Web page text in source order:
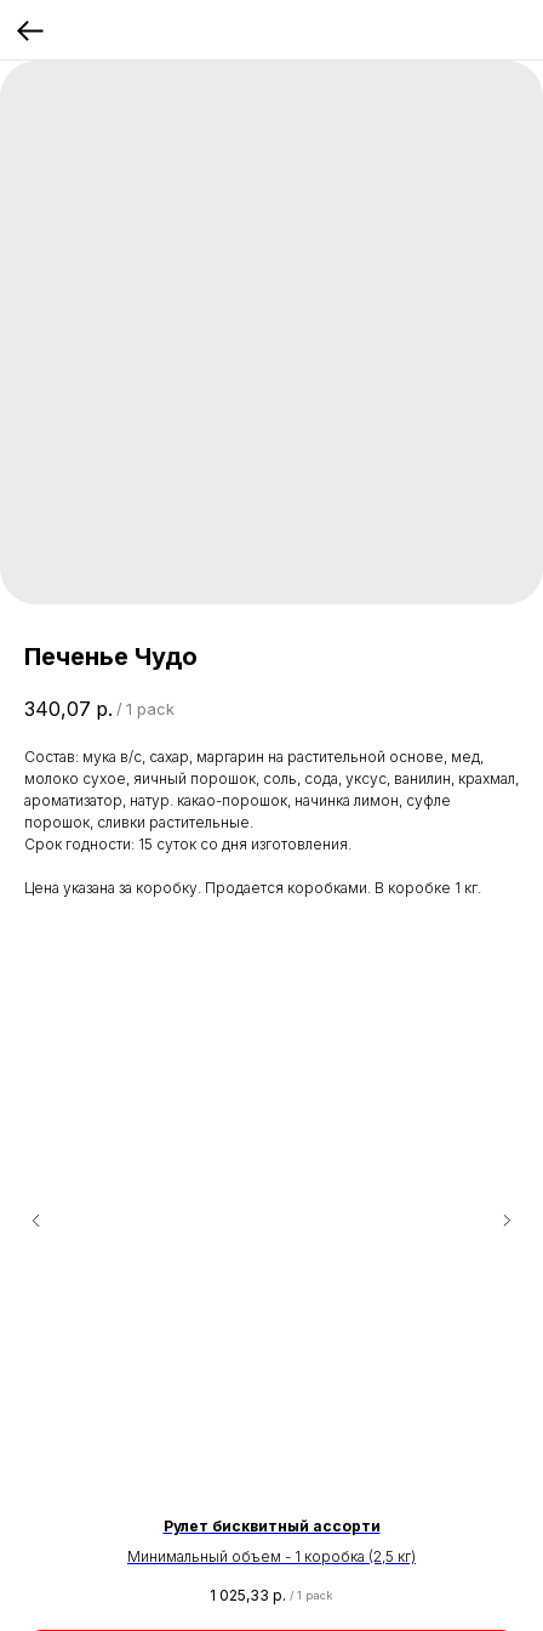
Печенье Чудо
340,07 р. / 1 pack
Состав: мука в/с, сахар, маргарин на растительной основе, мед,
молоко сухое, яичный порошок, соль, сода, уксус, ванилин, крахмал,
ароматизатор, натур. какао-порошок, начинка лимон, суфле
порошок, сливки растительные.
Срок годности: 15 суток со дня изготовления.
Цена указана за коробку. Продается коробками. В коробке 1 кг.
Рулет бисквитный ассорти
Минимальный объем - 1 коробка (2,5 кг)
1 025,33 р. / 1 pack